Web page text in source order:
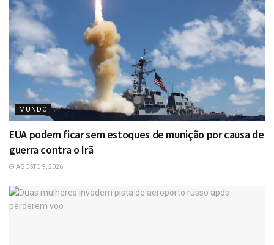
MUNDO
EUA podem ficar sem estoques de munição por causa de
guerra contra o Irã
AGOSTO 9, 2026